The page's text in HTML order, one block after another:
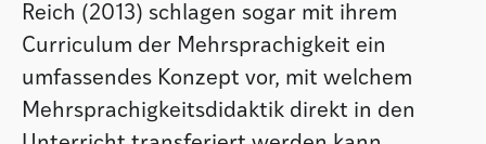
Reich (2013) schlagen sogar mit ihrem
Curriculum der Mehrsprachigkeit ein
umfassendes Konzept vor, mit welchem
Mehrsprachigkeitsdidaktik direkt in den